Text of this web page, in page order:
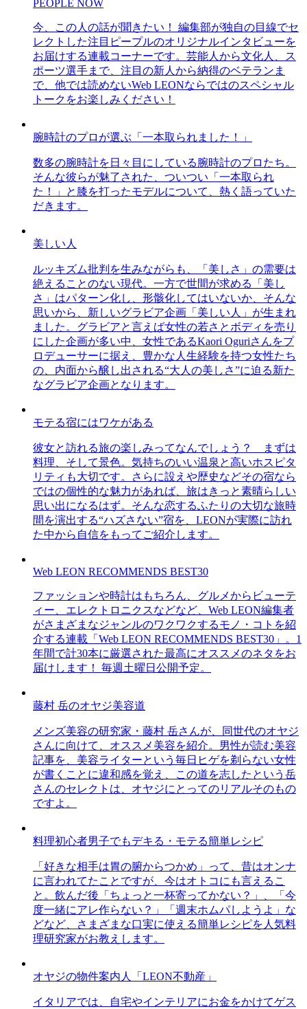
PEOPLE NOW
今、この人の話が聞きたい！ 編集部が独自の目線でセ
レクトした注目ピープルのオリジナルインタビューを
お届けする連載コーナーです。芸能人から文化人、ス
ポーツ選手まで、注目の新人から納得のベテランま
で、他では読めないWeb LEONならではのスペシャル
トークをお楽しみください！
腕時計のプロが選ぶ「一本取られました！」
数多の腕時計を日々目にしている腕時計のプロたち。
そんな彼らが魅了された、ついつい「一本取られ
た！」と膝を打ったモデルについて、熱く語っていた
だきます。
美しい人
ルッキズム批判を生みながらも、「美しさ」の需要は
絶えることのない現代。一方で世間が求める「美し
さ」はパターン化し、形骸化してはいないか、そんな
思いから、新しいグラビア企画「美しい人」が生まれ
ました。グラビアと言えば女性の若さとボディを売り
にした企画が多い中、女性であるKaori Oguriさんをプ
ロデューサーに据え、豊かな人生経験を持つ女性たち
の、内面から醸し出される“大人の美しさ”に迫る新た
なグラビア企画となります。
モテる宿にはワケがある
彼女と訪れる旅の楽しみってなんでしょう？ まずは
料理、そして景色。気持ちのいい温泉と高いホスピタ
リティも大切です。さらに設えや歴史などその宿なら
ではの個性的な魅力があれば、旅はきっと素晴らしい
思い出になるはず。そんな恋するふたりの大切な旅時
間を演出する“ハズさない”宿を、LEONが実際に訪れ
た中から自信をもってご紹介します。
Web LEON RECOMMENDS BEST30
ファッションや時計はもちろん、グルメからビューテ
ィー、エレクトロニクスなどなど、Web LEON編集者
がさまざまなジャンルのワクワクするモノ・コトを紹
介する連載「Web LEON RECOMMENDS BEST30」。1
年間で計30本に厳選された最高にオススメのネタをお
届けします！ 毎週土曜日公開予定。
藤村 岳のオヤジ美容道
メンズ美容の研究家・藤村 岳さんが、同世代のオヤジ
さんに向けて、オススメ美容を紹介。男性が読む美容
記事を、美容ライターという毎日ヒゲを剃らない女性
が書くことに違和感を覚え、この道を志したという岳
さんのセレクトは、オヤジにとってのリアルそのもの
ですよ。
料理初心者男子でもデキる・モテる簡単レシピ
「好きな相手は胃の腑からつかめ」って、昔はオンナ
に言われてたことですが、今はオトコにも言えるこ
と。飲んだ後「ちょっと一杯寄ってかない？」、「今
度一緒にアレ作らない？」「週末ホムパしようよ」な
どなど、さまざまな口実に使える簡単レシピを人気料
理研究家がお教えします。
オヤジの物件案内人「LEON不動産」
イタリアでは、自宅やインテリアにお金をかけてゲス